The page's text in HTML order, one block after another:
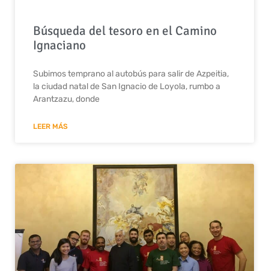
Búsqueda del tesoro en el Camino
Ignaciano
Subimos temprano al autobús para salir de Azpeitia,
la ciudad natal de San Ignacio de Loyola, rumbo a
Arantzazu, donde
LEER MÁS